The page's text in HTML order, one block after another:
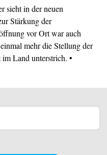
sieht in der neuen
Stärkung der
vor Ort war auch
mehr die Stellung der
Land unterstrich. •